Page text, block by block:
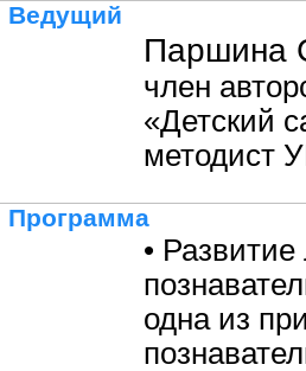
Ведущий
Паршина
член
«Детский
методист
Программа
•
одна из